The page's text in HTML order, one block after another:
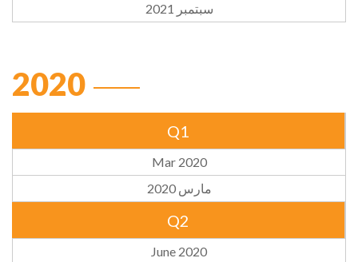
سبتمبر 2021
2020
Q1
Mar 2020
مارس 2020
Q2
June 2020